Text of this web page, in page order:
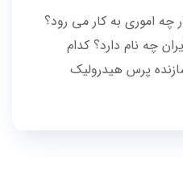
اموری به کار می رود؟
چه نام دارد؟ کدام
پرس هیدرولیک